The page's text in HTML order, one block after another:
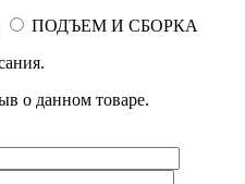
ПОДЪЕМ И СБОРКА
о данном товаре.